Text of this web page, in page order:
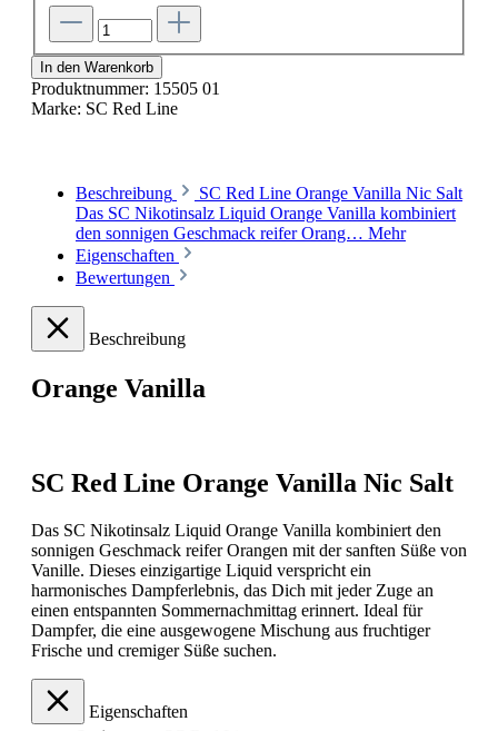
In den Warenkorb
Produktnummer: 15505 01
Marke: SC Red Line
Beschreibung
SC Red Line Orange Vanilla Nic Salt
Das SC Nikotinsalz Liquid Orange Vanilla kombiniert
den sonnigen Geschmack reifer Orang… Mehr
Eigenschaften
Bewertungen
Beschreibung
Orange Vanilla
SC Red Line Orange Vanilla Nic Salt
Das SC Nikotinsalz Liquid Orange Vanilla kombiniert den
sonnigen Geschmack reifer Orangen mit der sanften Süße von
Vanille. Dieses einzigartige Liquid verspricht ein
harmonisches Dampferlebnis, das Dich mit jeder Zuge an
einen entspannten Sommernachmittag erinnert. Ideal für
Dampfer, die eine ausgewogene Mischung aus fruchtiger
Frische und cremiger Süße suchen.
Eigenschaften